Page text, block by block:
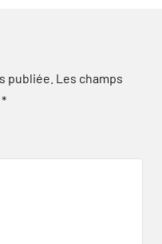
publiée. Les champs
*